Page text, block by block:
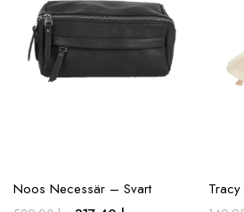
Noos Necessär – Svart